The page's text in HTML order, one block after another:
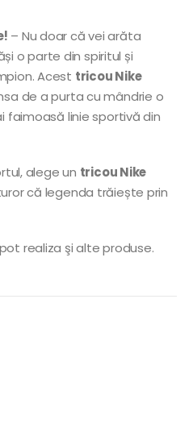
– Nu doar că vei arăta
o parte din spiritul și
Acest tricou Nike
de a purta cu mândrie o
faimoasă linie sportivă din
alege un tricou Nike
că legenda trăiește prin
realiza şi alte produse.